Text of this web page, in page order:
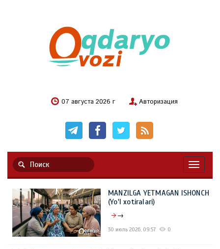
07 августа 2026 г Авторизация
MANZILGA YETMAGAN ISHONCH
(Yo'l xotiralari)
→
30 июль 2026, 09:57 0